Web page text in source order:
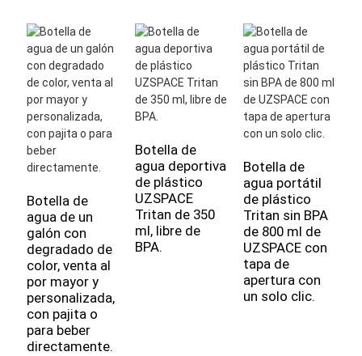
Botella de
agua de un
galón con
degradado de
color, venta al
por mayor y
personalizada,
con pajita o
para beber
directamente.
Botella de
agua deportiva
de plástico
UZSPACE
Tritan de 350
ml, libre de
BPA.
Botella de
agua portátil
de plástico
Tritan sin BPA
de 800 ml de
UZSPACE con
tapa de
apertura con
un solo clic.